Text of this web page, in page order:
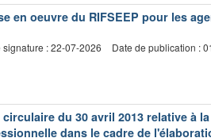
en oeuvre du RIFSEEP pour les
signature : 22-07-2026
Date de publication :
du 30 avril 2013 relative à
dans le cadre de